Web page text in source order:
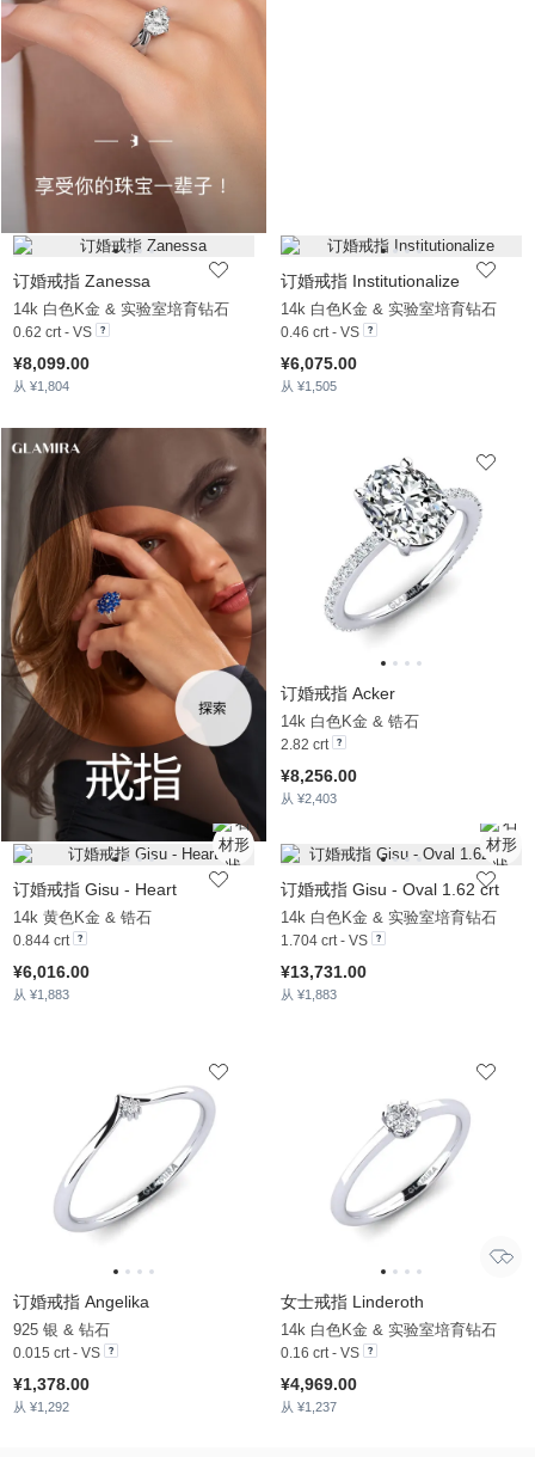
订婚戒指 Zanessa
14k 白色K金 & 实验室培育钻石
0.62 crt - VS
¥8,099.00
从 ¥1,804
订婚戒指 Institutionalize
14k 白色K金 & 实验室培育钻石
0.46 crt - VS
¥6,075.00
从 ¥1,505
订婚戒指 Acker
14k 白色K金 & 锆石
2.82 crt
¥8,256.00
从 ¥2,403
订婚戒指 Gisu - Heart
14k 黄色K金 & 锆石
0.844 crt
¥6,016.00
从 ¥1,883
订婚戒指 Gisu - Oval 1.62 crt
14k 白色K金 & 实验室培育钻石
1.704 crt - VS
¥13,731.00
从 ¥1,883
订婚戒指 Angelika
925 银 & 钻石
0.015 crt - VS
¥1,378.00
从 ¥1,292
女士戒指 Linderoth
14k 白色K金 & 实验室培育钻石
0.16 crt - VS
¥4,969.00
从 ¥1,237